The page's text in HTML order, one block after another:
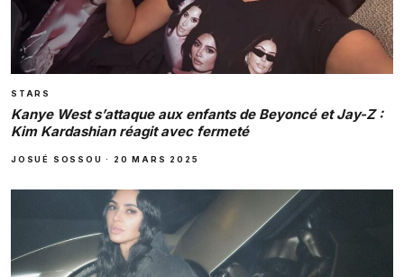
STARS
Kanye West s’attaque aux enfants de Beyoncé et Jay-Z :
Kim Kardashian réagit avec fermeté
JOSUÉ SOSSOU · 20 MARS 2025